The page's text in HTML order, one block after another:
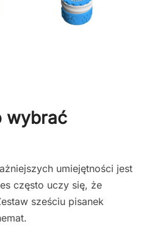
wybrać
umiejętności jest
często uczy się, że
sześciu pisanek